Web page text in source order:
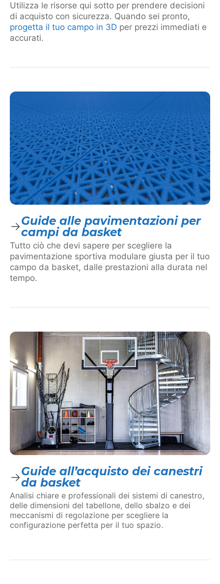
Utilizza le risorse qui sotto per prendere decisioni
di acquisto con sicurezza. Quando sei pronto,
progetta il tuo campo in 3D per prezzi immediati e
accurati.
Guide alle pavimentazioni per
campi da basket
Tutto ciò che devi sapere per scegliere la
pavimentazione sportiva modulare giusta per il tuo
campo da basket, dalle prestazioni alla durata nel
tempo.
Guide all’acquisto dei canestri
da basket
Analisi chiare e professionali dei sistemi di canestro,
delle dimensioni del tabellone, dello sbalzo e dei
meccanismi di regolazione per scegliere la
configurazione perfetta per il tuo spazio.